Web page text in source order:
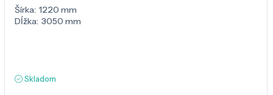
Šírka: 1220 mm
Dĺžka: 3050 mm
Skladom